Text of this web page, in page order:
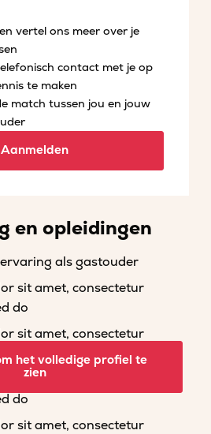
vertel ons meer over je
contact met je op
te maken
match tussen jou en jouw
Aanmelden
en opleidingen
als gastouder
sit amet, consectetur
do
sit amet, consectetur
do
sit amet, consectetur
do
sit amet, consectetur
het volledige profiel te
zien